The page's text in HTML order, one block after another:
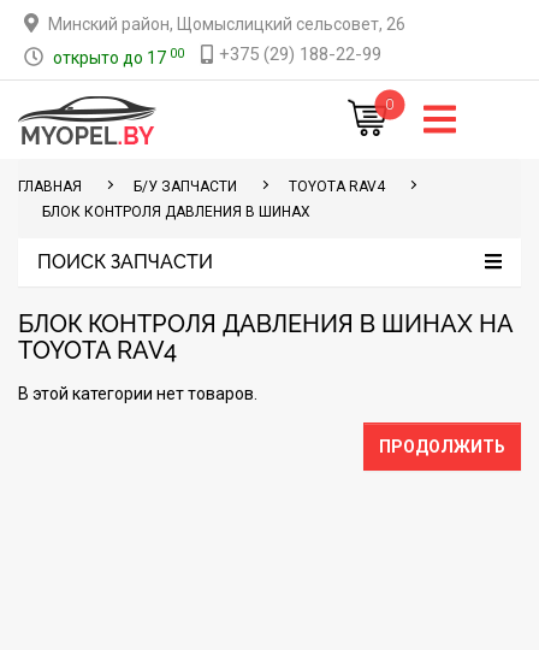
Минский район, Щомыслицкий сельсовет, 26
открыто до 17 00 +375 (29) 188-22-99
0
ГЛАВНАЯ Б/У ЗАПЧАСТИ
TOYOTA RAV4
БЛОК КОНТРОЛЯ ДАВЛЕНИЯ В ШИНАХ
ПОИСК ЗАПЧАСТИ
БЛОК КОНТРОЛЯ ДАВЛЕНИЯ В ШИНАХ НА
TOYOTA RAV4
В этой категории нет товаров.
ПРОДОЛЖИТЬ